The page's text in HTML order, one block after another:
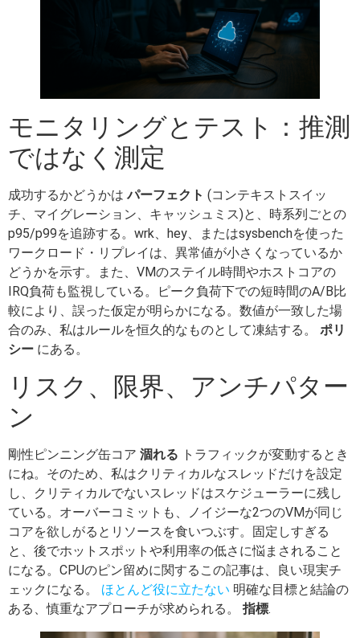
モニタリングとテスト：推測
ではなく測定
成功するかどうかはパーフェクト (コンテキストスイッ
チ、マイグレーション、キャッシュミス)と、時系列ごとの
p95/p99を追跡する。wrk、hey、またはsysbenchを使った
ワークロード・リプレイは、異常値が小さくなっているか
どうかを示す。また、VMのステイル時間やホストコアの
IRQ負荷も監視している。ピーク負荷下での短時間のA/B比
較により、誤った仮定が明らかになる。数値が一致した場
合のみ、私はルールを恒久的なものとして凍結する。 ポリ
シー にある。
リスク、限界、アンチパター
ン
剛性ピンニング缶コア 涸れる トラフィックが変動するとき
にね。そのため、私はクリティカルなスレッドだけを設定
し、クリティカルでないスレッドはスケジューラーに残し
ている。オーバーコミットも、ノイジーな2つのVMが同じ
コアを欲しがるとリソースを食いつぶす。固定しすぎる
と、後でホットスポットや利用率の低さに悩まされること
になる。CPUのピン留めに関するこの記事は、良い現実チ
ェックになる。 ほとんど役に立たない 明確な目標と結論の
ある、慎重なアプローチが求められる。 指標.